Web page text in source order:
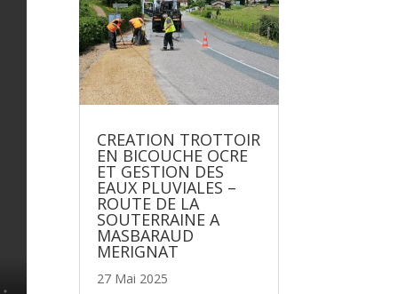
CREATION TROTTOIR
EN BICOUCHE OCRE
ET GESTION DES
EAUX PLUVIALES –
ROUTE DE LA
SOUTERRAINE A
MASBARAUD
MERIGNAT
27 Mai 2025